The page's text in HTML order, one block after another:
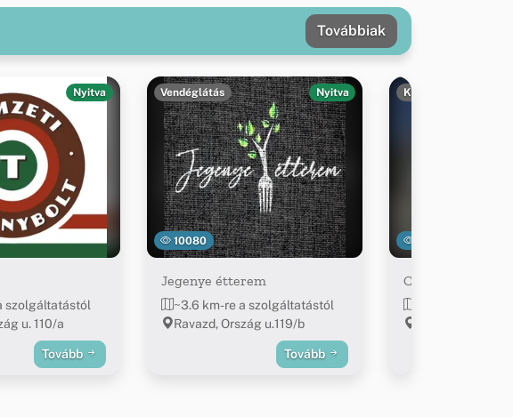
Továbbiak
Nyitva
szolgáltatástól
u. 110/a
Tovább
10080
Vendéglátás Nyitva
Jegenye étterem
~3.6 km-re a szolgáltatástól
Ravazd, Ország u.119/b
Tovább
Kereskedelem
Coop Abc